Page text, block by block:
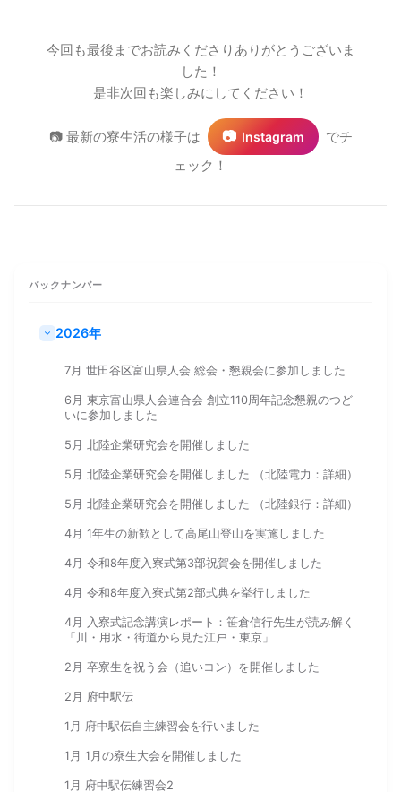
バックナンバー
2026年
7月 世田谷区富山県人会 総会・懇親会に参加しました
6月 東京富山県人会連合会 創立110周年記念懇親のつど
いに参加しました
5月 北陸企業研究会を開催しました
5月 北陸企業研究会を開催しました （北陸電力：詳細）
5月 北陸企業研究会を開催しました （北陸銀行：詳細）
4月 1年生の新歓として高尾山登山を実施しました
4月 令和8年度入寮式第3部祝賀会を開催しました
4月 令和8年度入寮式第2部式典を挙行しました
4月 入寮式記念講演レポート：笹倉信行先生が読み解く
「川・用水・街道から見た江戸・東京」
2月 卒寮生を祝う会（追いコン）を開催しました
2月 府中駅伝
1月 府中駅伝自主練習会を行いました
1月 1月の寮生大会を開催しました
1月 府中駅伝練習会2
今回も最後までお読みくださりありがとうございま
した！
是非次回も楽しみにしてください！
📷 最新の寮生活の様子は 📷 Instagram
でチ
ェック！